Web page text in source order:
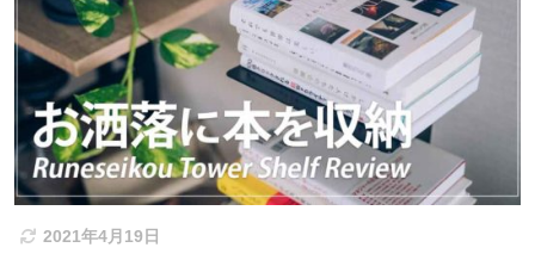
2021年4月19日